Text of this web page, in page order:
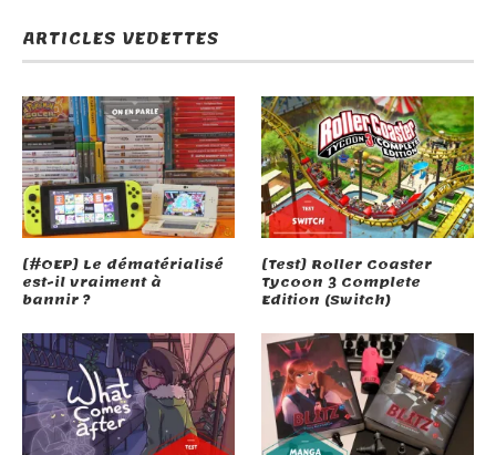
ARTICLES VEDETTES
[#OEP] Le dématérialisé
est-il vraiment à
bannir ?
[Test] Roller Coaster
Tycoon 3 Complete
Edition (Switch)